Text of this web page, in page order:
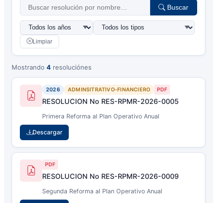
Buscar
Limpiar
Mostrando 4 resoluciónes
2026 ADMINSITRATIVO-FINANCIERO PDF
RESOLUCION No RES-RPMR-2026-0005
Primera Reforma al Plan Operativo Anual
Descargar
PDF
RESOLUCION No RES-RPMR-2026-0009
Segunda Reforma al Plan Operativo Anual